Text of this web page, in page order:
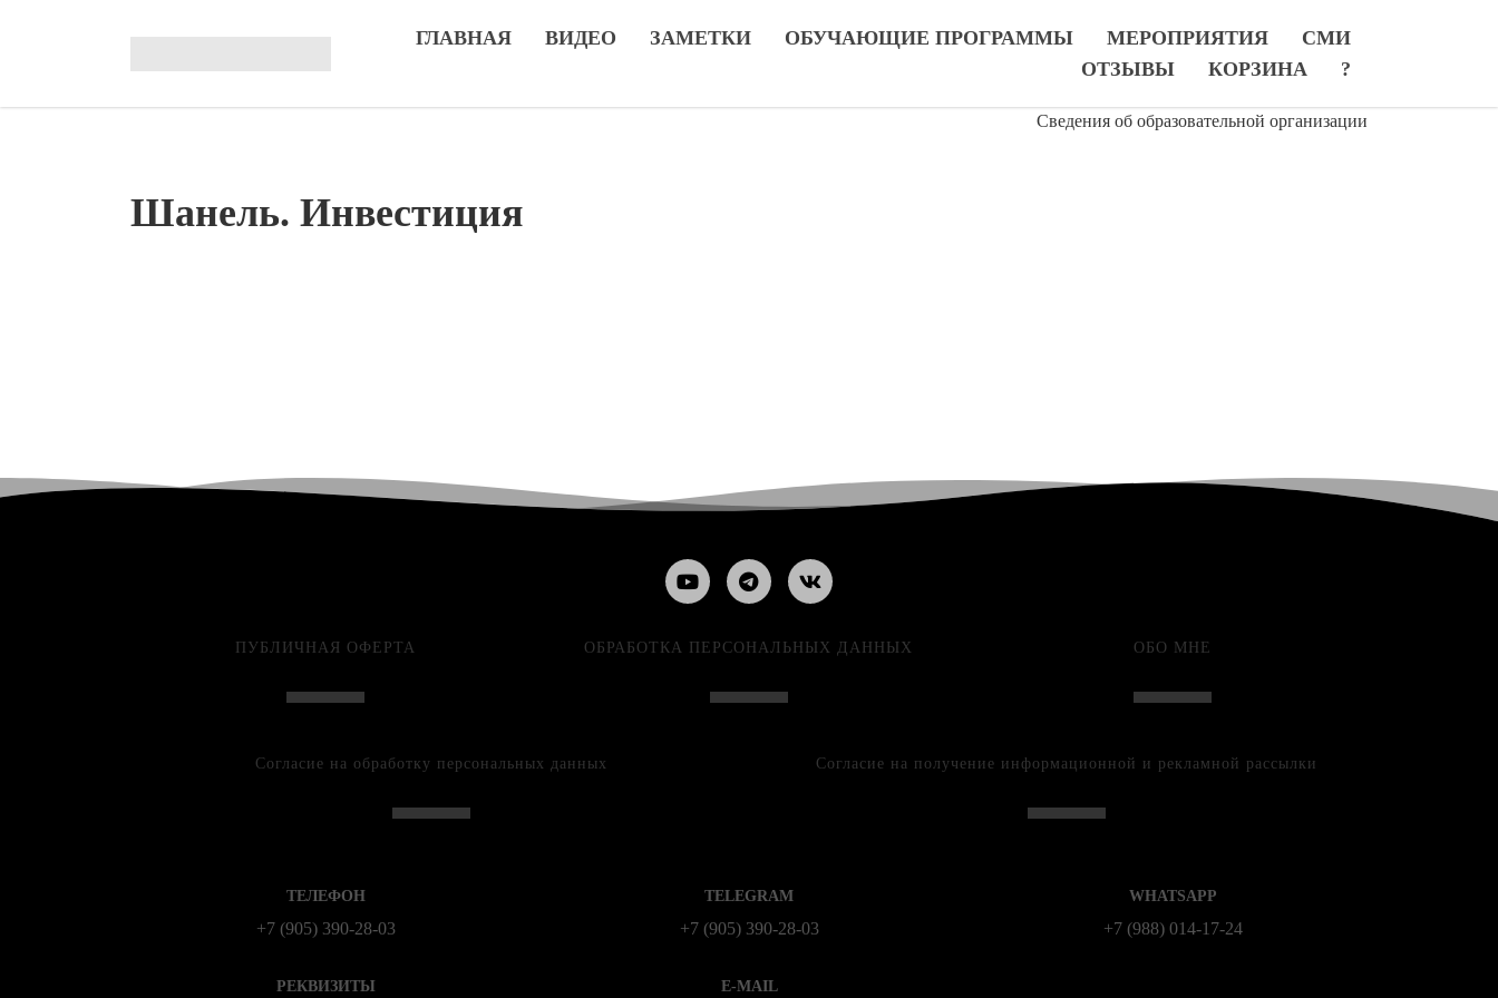
ГЛАВНАЯ ВИДЕО ЗАМЕТКИ ОБУЧАЮЩИЕ ПРОГРАММЫ МЕРОПРИЯТИЯ
СМИ
ОТЗЫВЫ
КОРЗИНА ?
Сведения об образовательной организации
Шанель. Инвестиция
ПУБЛИЧНАЯ ОФЕРТА ОБРАБОТКА ПЕРСОНАЛЬНЫХ ДАННЫХ ОБО МНЕ
Согласие на обработку персональных данных Согласие на получение информационной и рекламной рассылки
ТЕЛЕФОН
+7 (905) 390-28-03
TELEGRAM
+7 (905) 390-28-03
WHATSAPP
+7 (988) 014‑17‑24
РЕКВИЗИТЫ E-MAIL